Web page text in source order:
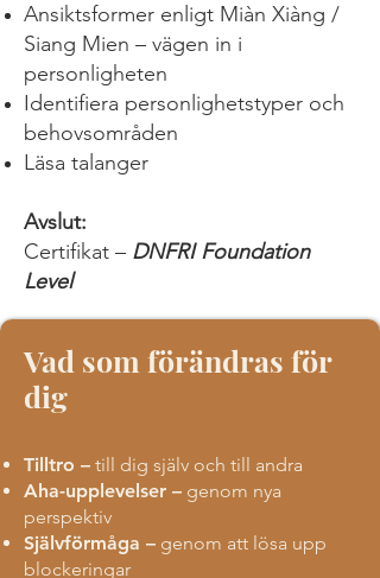
Ansiktsformer enligt Miàn Xiàng /
Siang Mien – vägen in i
personligheten
Identifiera personlighetstyper och
behovsområden
Läsa talanger
Avslut:
Certifikat – DNFRI Foundation
Level
Vad som förändras för
dig
Tilltro – till dig själv och till andra
Aha-upplevelser – genom nya
perspektiv
Självförmåga – genom att lösa upp
blockeringar